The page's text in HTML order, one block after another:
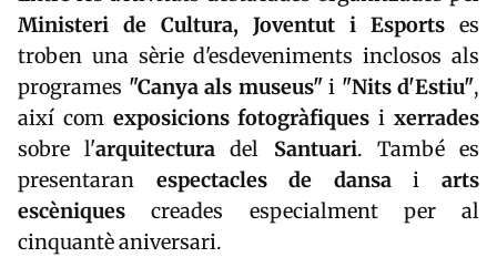
Ministeri de Cultura, Joventut i Esports es
troben una sèrie d'esdeveniments inclosos als
programes "Canya als museus"i "Nits d'Estiu",
així com exposicions fotogràfiques ixerrades
sobre l'arquitectura del Santuari. També es
presentaran espectacles de dansaiarts
escèniques creades especialment per al
cinquantè aniversari.